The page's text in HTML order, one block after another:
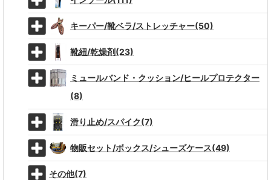
キーパー/靴ベラ/ストレッチャー(50)
靴紐/乾燥剤(23)
ミュールバンド・クッション/ヒールプロテクター
(8)
滑り止め/スパイク(7)
物販セット/ボックス/シューズケース(49)
その他(7)